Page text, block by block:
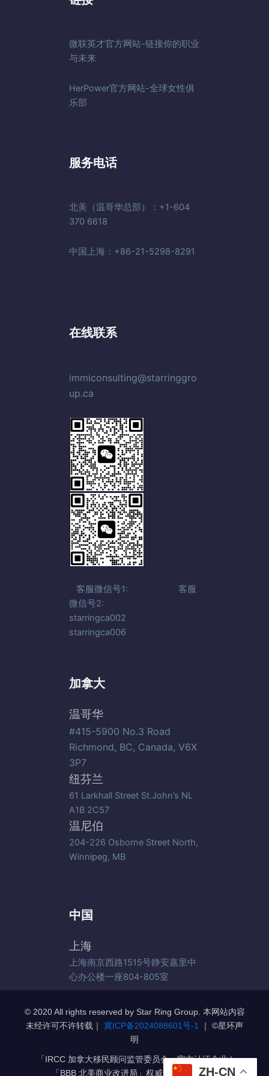
微联英才官方网站-链接你的职业
与未来
HerPower官方网站-全球女性俱
乐部
服务电话
北美（温哥华总部）：+1-604
370 6618
中国上海：+86-21-5298-8291
在线联系
immiconsulting@starringgro
up.ca
客服微信号1: 客服
微信号2:
starringca002
starringca006
加拿大
温哥华
#415-5900 No.3 Road
Richmond, BC, Canada, V6X
3P7
纽芬兰
61 Larkhall Street St.John’s NL
A1B 2C57
温尼伯
204-226 Osborne Street North,
Winnipeg, MB
中国
上海
上海南京西路1515号静安嘉里中
心办公楼一座804-805室
© 2020 All rights reserved by Star Ring Group. 本网站内容
未经许可不许转载｜ 冀ICP备2024088601号-1
｜ ©️星环声
明
「IRCC 加拿大移民顾问监管委员会」官方认证企业 |
「BBB 北美商业改进局」权威认证 A+级企业ZH-CN